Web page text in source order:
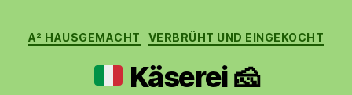
Kategorien
A² HAUSGEMACHT VERBRÜHT UND EINGEKOCHT
Käserei🧀